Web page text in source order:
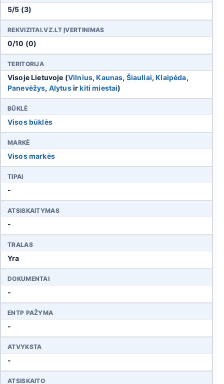
5/5 (3)
REKVIZITAI.VZ.LT ĮVERTINIMAS
0/10 (0)
TERITORIJA
Visoje Lietuvoje (Vilnius,Kaunas, Šiauliai,Klaipėda,
Panevėžys, Alytusirkiti miestai)
BŪKLĖ
Visos būklės
MARKĖ
Visos markės
TIPAI
-
ATSISKAITYMAS
-
TRALAS
Yra
DOKUMENTAI
-
ENTP PAŽYMA
-
ATVYKSTA
-
ATSISKAITO